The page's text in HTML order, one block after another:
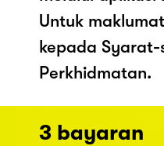
Untuk
kepada
Perkhidmatan.
3 bayaran